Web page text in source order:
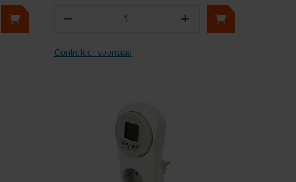
− +
Controleer voorraad